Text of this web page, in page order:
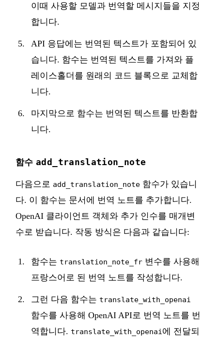
이때 사용할 모델과 번역할 메시지들을 지정
합니다.
API 응답에는 번역된 텍스트가 포함되어 있
습니다. 함수는 번역된 텍스트를 가져와 플
레이스홀더를 원래의 코드 블록으로 교체합
니다.
마지막으로 함수는 번역된 텍스트를 반환합
니다.
함수add_translation_note
다음으로 add_translation_note 함수가 있습니
다. 이 함수는 문서에 번역 노트를 추가합니다.
OpenAI 클라이언트 객체와 추가 인수를 매개변
수로 받습니다. 작동 방식은 다음과 같습니다:
함수는 translation_note_fr 변수를 사용해
프랑스어로 된 번역 노트를 작성합니다.
그런 다음 함수는 translate_with_openai
함수를 사용해 OpenAI API로 번역 노트를 번
역합니다. translate_with_openai 에 전달되